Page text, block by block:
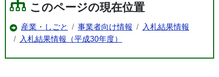
このページの現在位置
産業・しごと 事業者向け情報
入札結果情報
入札結果情報（平成30年度）